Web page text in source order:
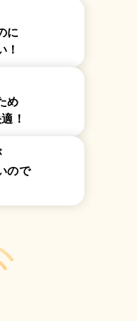
に
！
め
！
ので